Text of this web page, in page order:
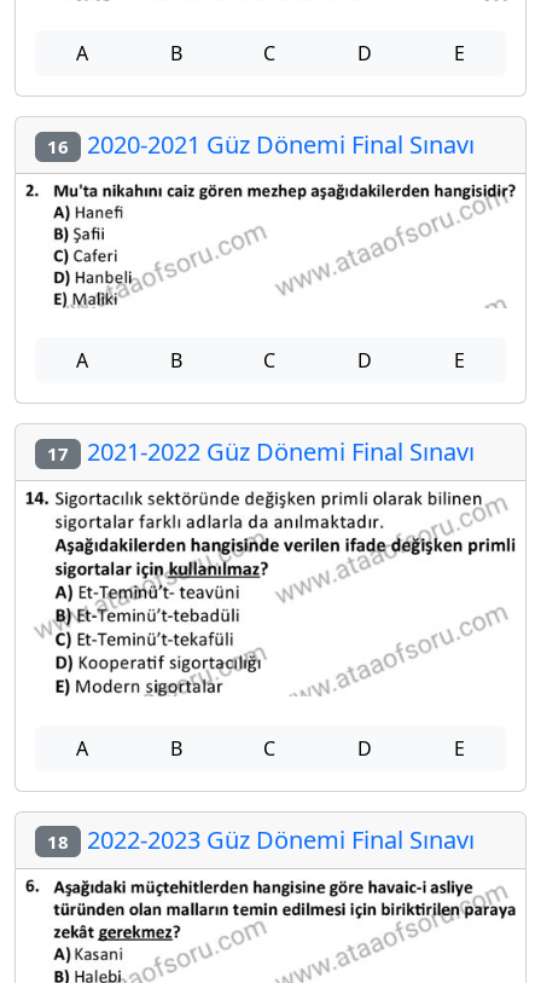
A B C D E
16 2020-2021 Güz Dönemi Final Sınavı
A B C D E
17 2021-2022 Güz Dönemi Final Sınavı
A B C D E
18 2022-2023 Güz Dönemi Final Sınavı